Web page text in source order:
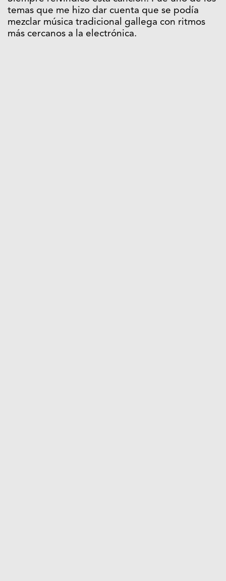
temas que me hizo dar cuenta que se podía
mezclar música tradicional gallega con ritmos
más cercanos a la electrónica.